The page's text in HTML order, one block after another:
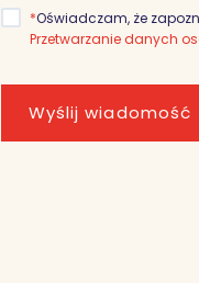
*Oświadczam, że
Przetwarzanie danych
Wyślij wiadomość